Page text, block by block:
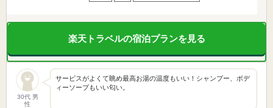
楽天トラベルの宿泊プランを見る
30代 男
性
サービスがよくて眺め最高お湯の温度もいい！シャンプー、ボデ
ィーソープもいい匂い。